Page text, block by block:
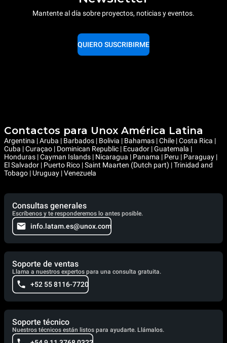
Mantente al día sobre proyectos, noticias y eventos.
QUIERO SUSCRIBIRME
Contactos para Unox América Latina
Argentina | Aruba | Barbados | Bolivia | Bahamas | Chile | Costa Rica |
Cuba | Curaçao | Dominican Republic | Ecuador | Guatemala |
Honduras | Cayman Islands | Nicaragua | Panama | Peru | Paraguay |
El Salvador | Puerto Rico | Saint Maarten (Dutch part) | Trinidad and
Tobago | Uruguay | Venezuela
Consultas generales
Escríbenos y te responderemos lo antes posible.
info.latam.es@unox.com
Soporte de ventas
Llama a nuestros expertos para una consulta gratuita.
+52 55 8116-7720
Soporte técnico
Nuestros técnicos están listos para ayudarte. Llámalos.